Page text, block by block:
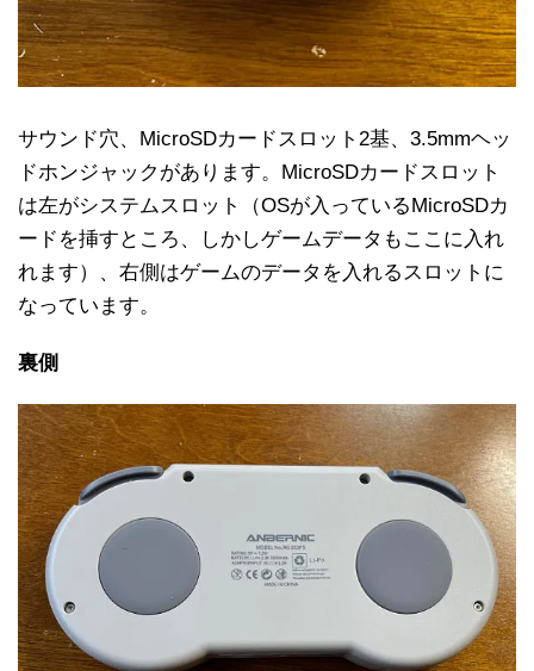
サウンド穴、MicroSDカードスロット2基、3.5mmヘッ
ドホンジャックがあります。MicroSDカードスロット
は左がシステムスロット（OSが入っているMicroSDカ
ードを挿すところ、しかしゲームデータもここに入れ
れます）、右側はゲームのデータを入れるスロットに
なっています。
裏側